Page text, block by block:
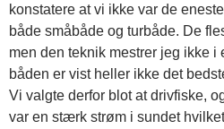
konstatere at vi ikke var de
både småbåde og turbåde. De
men den teknik mestrer jeg ikke i
båden er vist heller ikke det
Vi valgte derfor blot at drivfiske,
var en stærk strøm i sundet